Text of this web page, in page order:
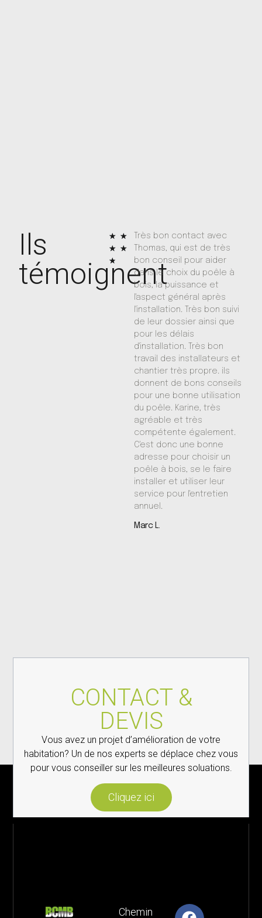
Ils
témoignent
★ ★
★ ★
★
Très bon contact avec
Thomas, qui est de très
bon conseil pour aider
dans le choix du poêle à
bois, la puissance et
l'aspect général après
l'installation. Très bon suivi
de leur dossier ainsi que
pour les délais
d'installation. Très bon
travail des installateurs et
chantier très propre. ils
donnent de bons conseils
pour une bonne utilisation
du poêle. Karine, très
agréable et très
compétente également.
C'est donc une bonne
adresse pour choisir un
poêle à bois, se le faire
installer et utiliser leur
service pour l'entretien
annuel.
Marc L.
CONTACT &
DEVIS
Vous avez un projet d’amélioration de votre
habitation? Un de nos experts se déplace chez vous
pour vous conseiller sur les meilleures soluations.
Cliquez ici
Chemin